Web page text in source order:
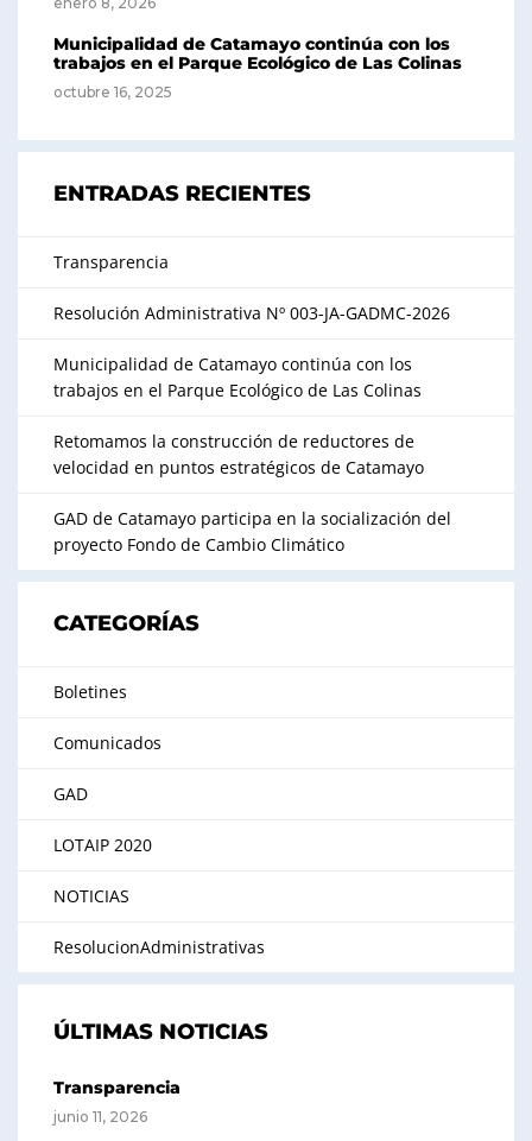
Municipalidad de Catamayo continúa con los
trabajos en el Parque Ecológico de Las Colinas
octubre 16, 2025
ENTRADAS RECIENTES
Transparencia
Resolución Administrativa Nº 003-JA-GADMC-2026
Municipalidad de Catamayo continúa con los
trabajos en el Parque Ecológico de Las Colinas
Retomamos la construcción de reductores de
velocidad en puntos estratégicos de Catamayo
GAD de Catamayo participa en la socialización del
proyecto Fondo de Cambio Climático
CATEGORÍAS
Boletines
Comunicados
GAD
LOTAIP 2020
NOTICIAS
ResolucionAdministrativas
ÚLTIMAS NOTICIAS
Transparencia
junio 11, 2026